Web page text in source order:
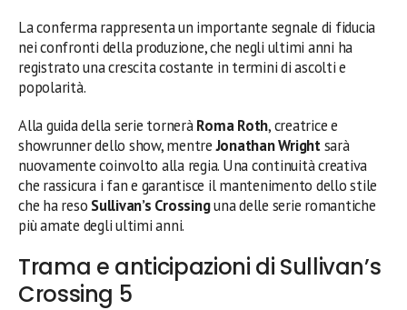
La conferma rappresenta un importante segnale di fiducia
nei confronti della produzione, che negli ultimi anni ha
registrato una crescita costante in termini di ascolti e
popolarità.
Alla guida della serie torneràRoma Roth, creatrice e
showrunner dello show, mentreJonathan Wrightsarà
nuovamente coinvolto alla regia. Una continuità creativa
che rassicura i fan e garantisce il mantenimento dello stile
che ha reso Sullivan’s Crossinguna delle serie romantiche
più amate degli ultimi anni.
Trama e anticipazioni di Sullivan’s
Crossing 5